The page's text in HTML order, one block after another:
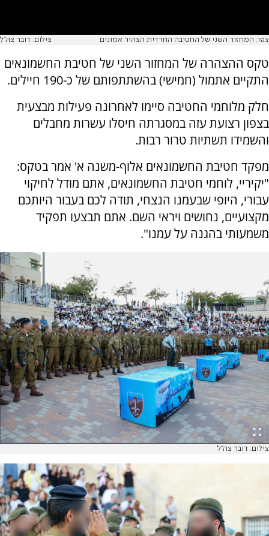
צפו: המחזור השני של החטיבה החרדית הצהיר אמונים צילום: דובר צה"ל
טקס ההצהרה של המחזור השני של חטיבת החשמונאים
התקיים אתמול (חמישי) בהשתתפותם של כ-190 חיילים.
חלק מלוחמי החטיבה סיימו לאחרונה פעילות מבצעית
בצפון רצועת עזה במסגרתה חיסלו עשרות מחבלים
והשמידו תשתיות טרור רבות.
מפקד חטיבת החשמונאים אלוף-משנה א' אמר בטקס:
"יקיריי, לוחמי חטיבת החשמונאים, אתם מודל לחיקוי
עבורי, היופי שבעמנו הנצחי, תודה לכם בעבור היותכם
מקצועיים, נחושים ויראי השם. אתם תבצעו תפקיד
משמעותי בהגנה על עמנו".
צילום: דובר צה"ל